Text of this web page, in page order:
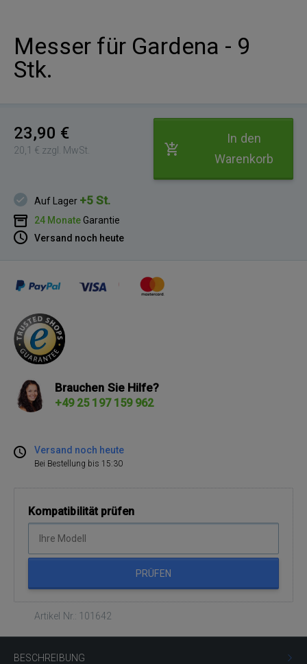
Messer für Gardena - 9
Stk.
23,90 €
20,1 € zzgl. MwSt.
In den
Warenkorb
Auf Lager +5 St.
24 MonateGarantie
Versand noch heute
Brauchen Sie Hilfe?
+49 25 197 159 962
Versand noch heute
Bei Bestellung bis 15:30
Kompatibilität prüfen
PRÜFEN
Artikel Nr.: 101642
BESCHREIBUNG